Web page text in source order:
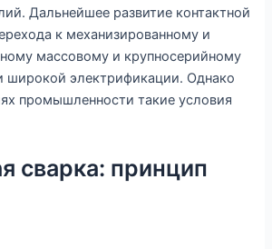
Дальнейшее развитие контактной
к механизированному и
массовому и крупносерийному
широкой электрификации. Однако
промышленности такие условия
сварка: принцип